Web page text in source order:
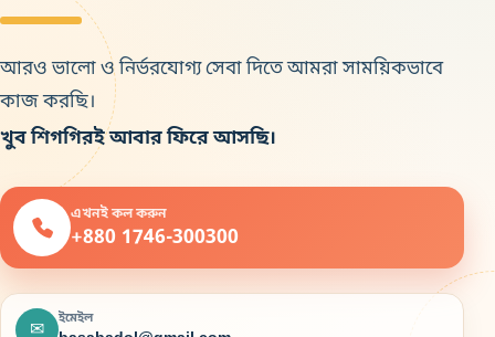
আরও ভালো ও নির্ভরযোগ্য সেবা দিতে আমরা সাময়িকভাবে
কাজ করছি।
খুব শিগগিরই আবার ফিরে আসছি।
এখনই কল করুন
+880 1746-300300
✉ ইমেইল